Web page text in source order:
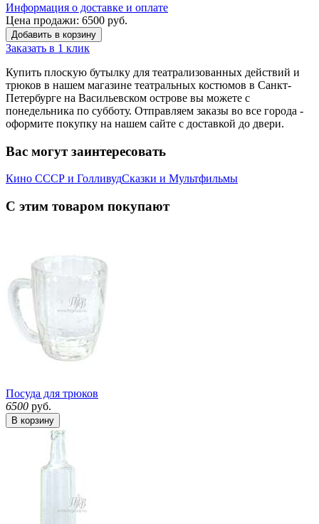
Информация о доставке и оплате
Цена продажи: 6500 руб.
Добавить в корзину
Заказать в 1 клик
Купить плоскую бутылку для театрализованных действий и
трюков в нашем магазине театральных костюмов в Санкт-
Петербурге на Васильевском острове вы можете с
понедельника по субботу. Отправляем заказы во все города -
оформите покупку на нашем сайте с доставкой до двери.
Вас могут заинтересовать
Кино СССР и ГолливудСказки и Мультфильмы
С этим товаром покупают
Посуда для трюков
6500 руб.
В корзину